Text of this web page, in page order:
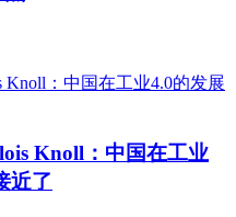
Knoll：中国在工业
近了